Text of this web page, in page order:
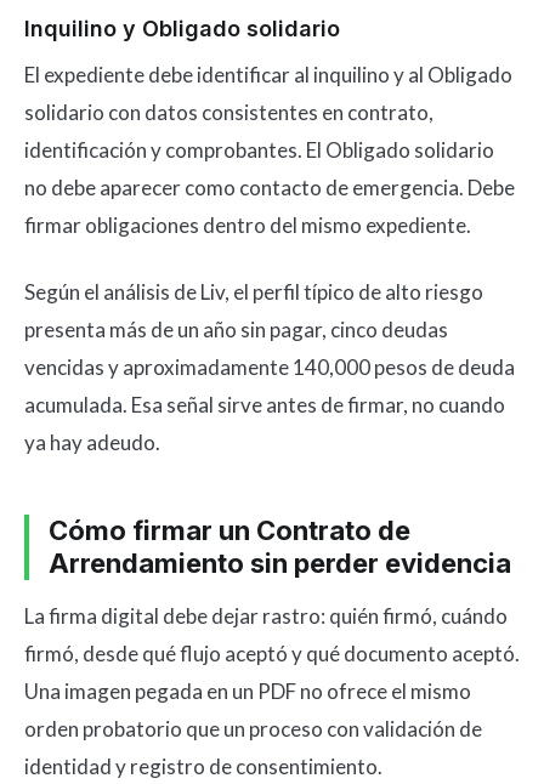
Inquilino y Obligado solidario
El expediente debe identificar al inquilino y al Obligado
solidario con datos consistentes en contrato,
identificación y comprobantes. El Obligado solidario
no debe aparecer como contacto de emergencia. Debe
firmar obligaciones dentro del mismo expediente.
Según el análisis de Liv, el perfil típico de alto riesgo
presenta más de un año sin pagar, cinco deudas
vencidas y aproximadamente 140,000 pesos de deuda
acumulada. Esa señal sirve antes de firmar, no cuando
ya hay adeudo.
Cómo firmar un Contrato de
Arrendamiento sin perder evidencia
La firma digital debe dejar rastro: quién firmó, cuándo
firmó, desde qué flujo aceptó y qué documento aceptó.
Una imagen pegada en un PDF no ofrece el mismo
orden probatorio que un proceso con validación de
identidad y registro de consentimiento.